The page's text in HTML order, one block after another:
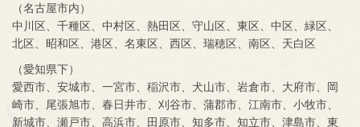
（名古屋市内）
中川区、千種区、中村区、熱田区、守山区、東区、中区、緑区、
北区、昭和区、港区、名東区、西区、瑞穂区、南区、天白区
（愛知県下）
愛西市、安城市、一宮市、稲沢市、犬山市、岩倉市、大府市、岡
崎市、尾張旭市、春日井市、刈谷市、蒲郡市、江南市、小牧市、
新城市、瀬戸市、高浜市、田原市、知多市、知立市、津島市、東